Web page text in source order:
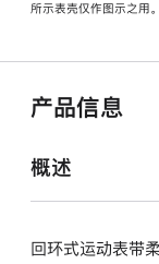
所示表壳仅作图示之用。
产品信息
概述
回环式运动表带